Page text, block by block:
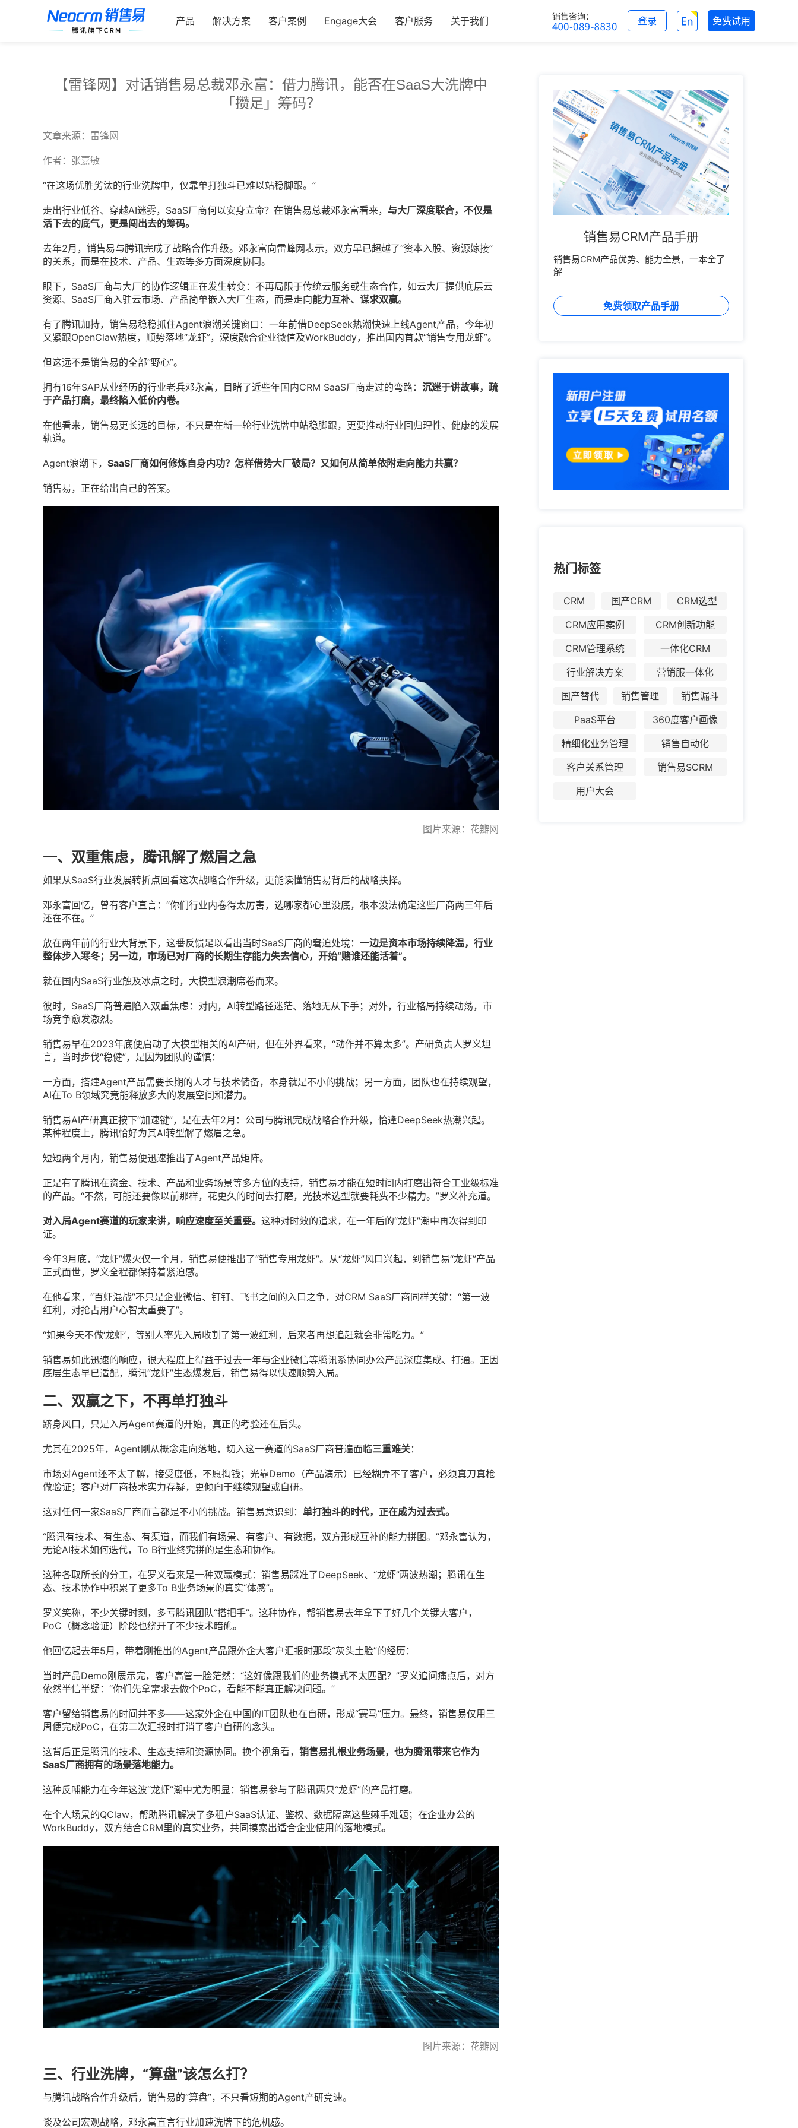
产品 解决方案 客户案例 Engage大会 客户服务 关于我们 免费试用
登录
【雷锋网】对话销售易总裁邓永富：借力腾讯，能否在SaaS大洗牌中
「攒足」筹码？
文章来源：雷锋网
作者：张嘉敏
“在这场优胜劣汰的行业洗牌中，仅靠单打独斗已难以站稳脚跟。”
走出行业低谷、穿越AI迷雾， SaaS厂商何以安身立命？在销售易总裁邓永富看来， 与大厂深度联合，不仅是
活下去的底气，更是闯出去的筹码。
去年2月，销售易与腾讯完成了战略合作升级。邓永富向雷峰网表示，双方早已超越了“资本入股、资源嫁接”
的关系，而是在技术、产品、生态等多方面深度协同。
眼下，SaaS厂商与大厂的协作逻辑正在发生转变：不再局限于传统云服务或生态合作，如云大厂提供底层云
资源、SaaS厂商入驻云市场、产品简单嵌入大厂生态，而是走向能力互补、谋求双赢。
有了腾讯加持，销售易稳稳抓住Agent浪潮关键窗口：一年前借DeepSeek热潮快速上线Agent产品，今年初
又紧跟OpenClaw热度，顺势落地“龙虾”，深度融合企业微信及WorkBuddy，推出国内首款“销售专用龙虾”。
但这远不是销售易的全部“野心”。
拥有16年SAP从业经历的行业老兵邓永富，目睹了近些年国内CRM SaaS厂商走过的弯路： 沉迷于讲故事，疏
于产品打磨，最终陷入低价内卷。
在他看来，销售易更长远的目标，不只是在新一轮行业洗牌中站稳脚跟，更要推动行业回归理性、健康的发展
轨道。
Agent浪潮下， SaaS厂商如何修炼自身内功？怎样借势大厂破局？又如何从简单依附走向能力共赢？
销售易，正在给出自己的答案。
图片来源：花瓣网
一、双重焦虑，腾讯解了燃眉之急
如果从SaaS行业发展转折点回看这次战略合作升级，更能读懂销售易背后的战略抉择。
邓永富回忆，曾有客户直言：“你们行业内卷得太厉害，选哪家都心里没底，根本没法确定这些厂商两三年后
还在不在。”
放在两年前的行业大背景下，这番反馈足以看出当时SaaS厂商的窘迫处境： 一边是资本市场持续降温，行业
整体步入寒冬；另一边，市场已对厂商的长期生存能力失去信心，开始“赌谁还能活着”。
就在国内SaaS行业触及冰点之时，大模型浪潮席卷而来。
彼时，SaaS厂商普遍陷入双重焦虑：对内，AI转型路径迷茫、落地无从下手；对外，行业格局持续动荡，市
场竞争愈发激烈。
销售易早在2023年底便启动了大模型相关的AI产研，但在外界看来，“动作并不算太多”。产研负责人罗义坦
言，当时步伐“稳健”，是因为团队的谨慎：
一方面，搭建Agent产品需要长期的人才与技术储备，本身就是不小的挑战；另一方面，团队也在持续观望，
AI在To B领域究竟能释放多大的发展空间和潜力。
销售易AI产研真正按下“加速键”，是在去年2月：公司与腾讯完成战略合作升级，恰逢DeepSeek热潮兴起。
某种程度上，腾讯恰好为其AI转型解了燃眉之急。
短短两个月内，销售易便迅速推出了Agent产品矩阵。
正是有了腾讯在资金、技术、产品和业务场景等多方位的支持，销售易才能在短时间内打磨出符合工业级标准
的产品。“不然，可能还要像以前那样，花更久的时间去打磨，光技术选型就要耗费不少精力。”罗义补充道。
对入局Agent赛道的玩家来讲，响应速度至关重要。 这种对时效的追求，在一年后的“龙虾”潮中再次得到印
证。
今年3月底，“龙虾”爆火仅一个月，销售易便推出了“销售专用龙虾”。从“龙虾”风口兴起，到销售易“龙虾”产品
正式面世，罗义全程都保持着紧迫感。
在他看来，“百虾混战”不只是企业微信、钉钉、飞书之间的入口之争，对CRM SaaS厂商同样关键：“第一波
红利，对抢占用户心智太重要了”。
“如果今天不做‘龙虾’，等别人率先入局收割了第一波红利，后来者再想追赶就会非常吃力。”
销售易如此迅速的响应，很大程度上得益于过去一年与企业微信等腾讯系协同办公产品深度集成、打通。正因
底层生态早已适配，腾讯“龙虾”生态爆发后，销售易得以快速顺势入局。
二、双赢之下，不再单打独斗
跻身风口，只是入局Agent赛道的开始，真正的考验还在后头。
尤其在2025年，Agent刚从概念走向落地，切入这一赛道的SaaS厂商普遍面临三重难关：
市场对Agent还不太了解，接受度低，不愿掏钱；光靠Demo（产品演示）已经糊弄不了客户，必须真刀真枪
做验证；客户对厂商技术实力存疑，更倾向于继续观望或自研。
这对任何一家SaaS厂商而言都是不小的挑战。销售易意识到： 单打独斗的时代，正在成为过去式。
“腾讯有技术、有生态、有渠道，而我们有场景、有客户、有数据，双方形成互补的能力拼图。”邓永富认为，
无论AI技术如何迭代，To B行业终究拼的是生态和协作。
这种各取所长的分工，在罗义看来是一种双赢模式：销售易踩准了DeepSeek、“龙虾”两波热潮；腾讯在生
态、技术协作中积累了更多To B业务场景的真实“体感”。
罗义笑称，不少关键时刻，多亏腾讯团队“搭把手”。这种协作，帮销售易去年拿下了好几个关键大客户，
PoC （概念验证）阶段也绕开了不少技术暗礁。
他回忆起去年5月，带着刚推出的Agent产品跟外企大客户汇报时那段“灰头土脸”的经历：
当时产品Demo刚展示完，客户高管一脸茫然：“这好像跟我们的业务模式不太匹配？”罗义追问痛点后，对方
依然半信半疑：“你们先拿需求去做个PoC，看能不能真正解决问题。”
客户留给销售易的时间并不多——这家外企在中国的IT团队也在自研，形成“赛马”压力。最终，销售易仅用三
周便完成PoC，在第二次汇报时打消了客户自研的念头。
这背后正是腾讯的技术、生态支持和资源协同。换个视角看， 销售易扎根业务场景，也为腾讯带来它作为
SaaS厂商拥有的场景落地能力。
这种反哺能力在今年这波“龙虾”潮中尤为明显：销售易参与了腾讯两只“龙虾”的产品打磨。
在个人场景的QClaw，帮助腾讯解决了多租户SaaS认证、鉴权、数据隔离这些棘手难题；在企业办公的
WorkBuddy，双方结合CRM里的真实业务，共同摸索出适合企业使用的落地模式。
图片来源：花瓣网
三、行业洗牌，“算盘”该怎么打？
与腾讯战略合作升级后，销售易的“算盘”，不只看短期的Agent产研竞速。
谈及公司宏观战略，邓永富直言行业加速洗牌下的危机感。
销售易CRM产品手册
销售易CRM产品优势、能力全景，一本全了
解
免费领取产品手册
热门标签
CRM 国产CRM
CRM选型
CRM应用案例
CRM创新功能
CRM管理系统
一体化CRM
行业解决方案
营销服一体化
国产替代
销售管理
销售漏斗
PaaS平台
360度客户画像
精细化业务管理
销售自动化
客户关系管理
销售易SCRM
用户大会